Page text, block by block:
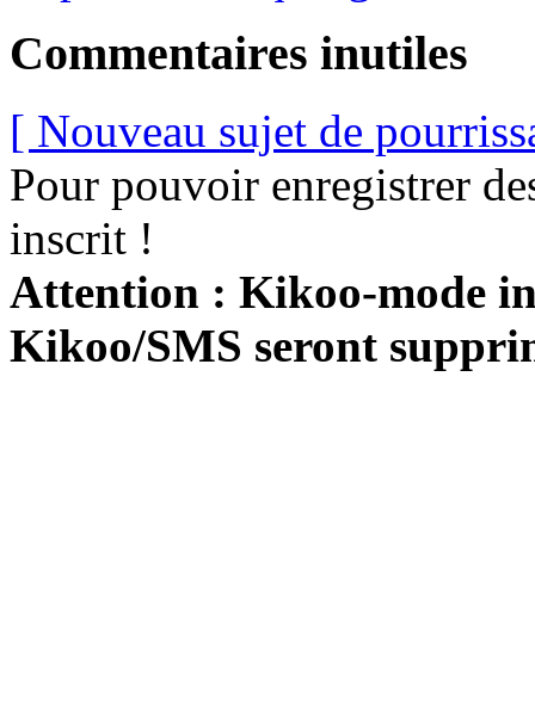
Commentaires inutiles
[ Nouveau sujet de
Pour pouvoir enregistrer
inscrit !
Attention : Kikoo-mode
Kikoo/SMS seront